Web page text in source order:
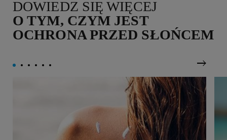
DOWIEDZ SIĘ WIĘCEJ
O TYM, CZYM JEST
OCHRONA PRZED SŁOŃCEM